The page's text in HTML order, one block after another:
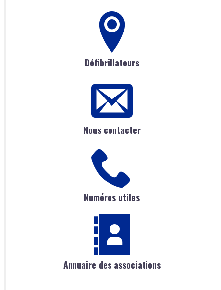
Défibrillateurs
Nous contacter
Numéros utiles
Annuaire des associations